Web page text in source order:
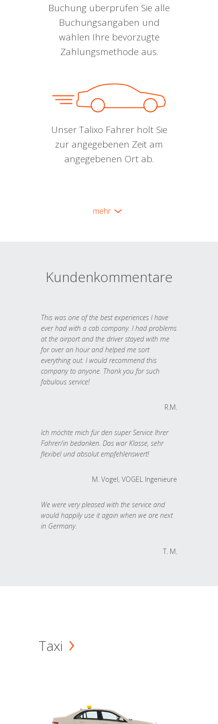
Buchung überprüfen Sie alle
Buchungsangaben und
wählen Ihre bevorzugte
Zahlungsmethode aus.
Unser Talixo Fahrer holt Sie
zur angegebenen Zeit am
angegebenen Ort ab.
mehr
Kundenkommentare
This was one of the best experiences I have
ever had with a cab company. I had problems
at the airport and the driver stayed with me
for over an hour and helped me sort
everything out. I would recommend this
company to anyone. Thank you for such
fabulous service!
R.M.
Ich möchte mich für den super Service Ihrer
Fahrer/in bedanken. Das war Klasse, sehr
flexibel und absolut empfehlenswert!
M. Vogel, VOGEL Ingenieure
We were very pleased with the service and
would happily use it again when we are next
in Germany.
T. M.
Taxi